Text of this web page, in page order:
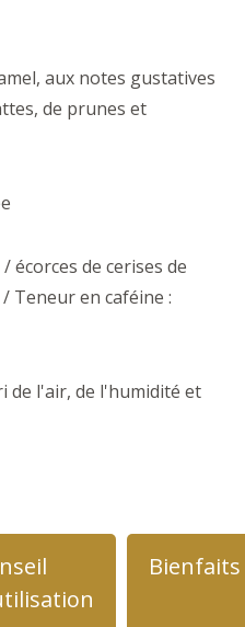
aux notes gustatives
de prunes et
/ écorces de cerises de
Teneur en caféine :
de l'air, de l'humidité et
Bienfaits